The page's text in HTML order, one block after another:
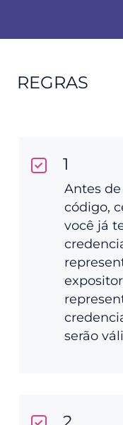
REGRAS
1
Antes
código,
você já
serão